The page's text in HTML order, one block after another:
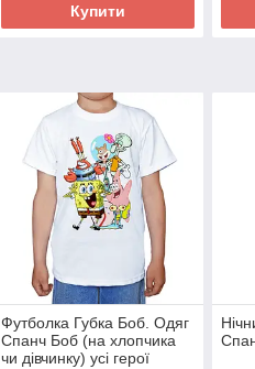
Купити
Футболка Губка Боб. Одяг
Спанч Боб (на хлопчика
чи дівчинку) усі герої